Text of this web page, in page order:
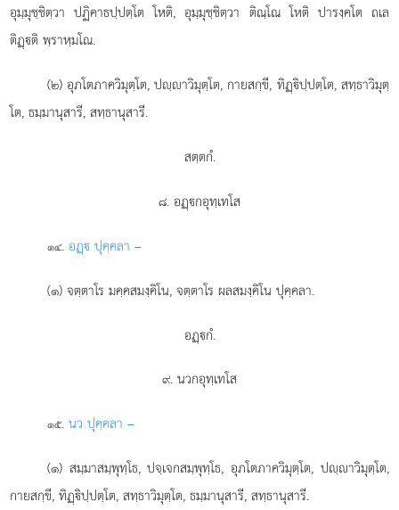
อุมฺมุชฺชิตฺวา ปฏิคาธปฺปตฺโต โหติ, อุมฺมุชฺชิตฺวา ติณฺโณ โหติ ปารงฺคโต ถเล
ติฏฺติ พฺราหฺมโณ.
(๒) อุภโตภาควิมุตฺโต, ปฺาวิมุตฺโต, กายสกฺขี, ทิฏฺิปฺปตฺโต, สทฺธาวิมุตฺ
โต, ธมฺมานุสารี, สทฺธานุสารี.
สตฺตกํ.
๘. อฏฺกอุทฺเทโส
๑๔.อฏฺปุคฺคลา –
(๑) จตฺตาโร มคฺคสมงฺคิโน, จตฺตาโร ผลสมงฺคิโน ปุคฺคลา.
อฏฺกํ.
๙. นวกอุทฺเทโส
๑๕.นว ปุคฺคลา –
(๑) สมฺมาสมฺพุทฺโธ, ปจฺเจกสมฺพุทฺโธ, อุภโตภาควิมุตฺโต, ปฺาวิมุตฺโต,
กายสกฺขี, ทิฏฺิปฺปตฺโต, สทฺธาวิมุตฺโต, ธมฺมานุสารี, สทฺธานุสารี.